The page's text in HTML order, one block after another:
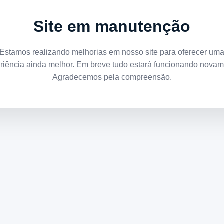
Site em manutenção
Estamos realizando melhorias em nosso site para oferecer uma
ainda melhor. Em breve tudo estará funcionando
Agradecemos pela compreensão.